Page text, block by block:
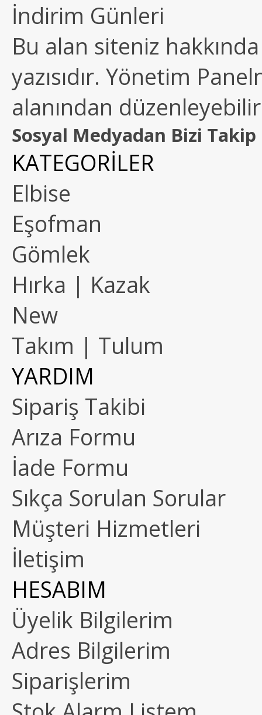
İndirim Günleri
Bu alan siteniz
yazısıdır. Yönetim
alanından
Sosyal Medyadan Bizi Takip
KATEGORİLER
Elbise
Eşofman
Gömlek
Hırka | Kazak
New
Takım | Tulum
YARDIM
Sipariş Takibi
Arıza Formu
İade Formu
Sıkça Sorulan Sorular
Müşteri Hizmetleri
İletişim
HESABIM
Üyelik Bilgilerim
Adres Bilgilerim
Siparişlerim